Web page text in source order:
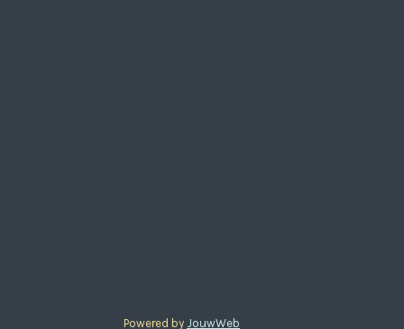
Powered by JouwWeb